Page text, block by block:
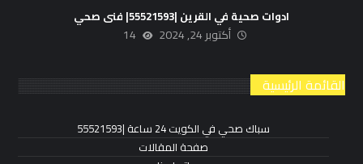
ادوات صحية في القرين |55521593| فنى صحي
أكتوبر 24, 2024 14
القائمة الرئيسية
سباك صحي في الكويت 24 ساعة |55521593
صفحة المقالات